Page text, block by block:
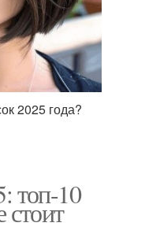
2025 года?
топ-10
стоит